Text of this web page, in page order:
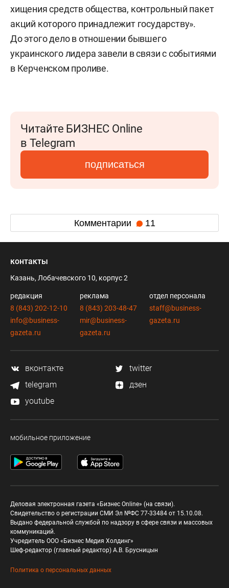
хищения средств общества, контрольный пакет
акций которого принадлежит государству».
До этого дело в отношении бывшего
украинского лидера завели в связи с событиями
в Керченском проливе.
Читайте БИЗНЕС Online
в Telegram
подписаться
Комментарии 11
контакты
Казань, Лобачевского 10, корпус 2
редакция
8 (843) 202-12-10
info@business-
gazeta.ru
реклама
8 (843) 203-48-47
mir@business-
gazeta.ru
отдел персонала
staff@business-
gazeta.ru
вконтакте
twitter
telegram
дзен
youtube
мобильное приложение
Деловая электронная газета «Бизнес Online» (на связи).
Свидетельство о регистрации СМИ Эл №ФС 77-33484 от 15.10.08.
Выдано федеральной службой по надзору в сфере связи и массовых
коммуникаций.
Учредитель ООО «Бизнес Медия Холдинг»
Шеф-редактор (главный редактор) А.В. Брусницын
Политика о персональных данных